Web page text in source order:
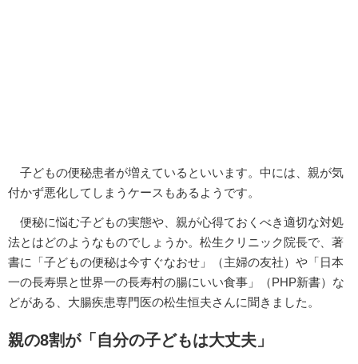
子どもの便秘患者が増えているといいます。中には、親が気
付かず悪化してしまうケースもあるようです。
便秘に悩む子どもの実態や、親が心得ておくべき適切な対処
法とはどのようなものでしょうか。松生クリニック院長で、著
書に「子どもの便秘は今すぐなおせ」（主婦の友社）や「日本
一の長寿県と世界一の長寿村の腸にいい食事」（PHP新書）な
どがある、大腸疾患専門医の松生恒夫さんに聞きました。
親の8割が「自分の子どもは大丈夫」